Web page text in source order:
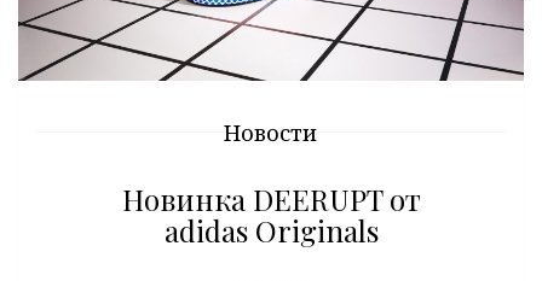
Новости
Новинка DEERUPT от
adidas Originals